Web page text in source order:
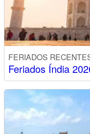
FERIADOS
Feriados Índia